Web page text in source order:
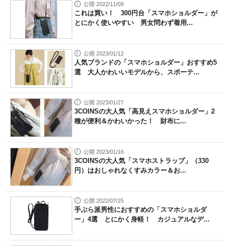
公開 2022/11/09
これは買い！ 300円台「スマホショルダー」が
とにかく使いやすい 男女問わず着用...
公開 2023/01/12
人気ブランドの「スマホショルダー」おすすめ5
選 大人かわいいモデルから、スポーテ...
公開 2023/01/27
3COINSの大人気「高見えスマホショルダー」2
種が便利＆かわいかった！ 財布に...
公開 2023/01/16
3COINSの大人気「スマホストラップ」（330
円）はおしゃれなくすみカラー＆お...
公開 2022/07/25
手ぶら派男性におすすめの「スマホショルダ
ー」4選 とにかく身軽！ カジュアルなデ...